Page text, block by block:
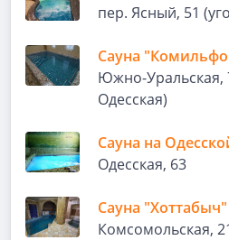
пер. Ясный, 51
Сауна
Южно-Уральская,
Одесская)
Сауна на
Одесская, 63
Сауна "Хоттабыч"
Комсомольская,